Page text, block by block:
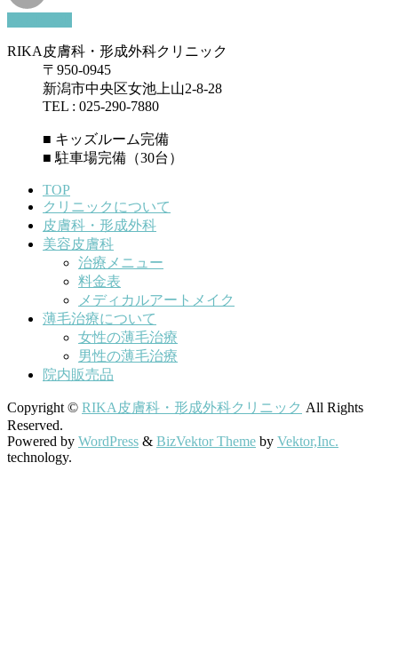
RIKA皮膚科・形成外科クリニック
〒950-0945
新潟市中央区女池上山2-8-28
TEL : 025-290-7880
■ キッズルーム完備
■ 駐車場完備（30台）
TOP
クリニックについて
皮膚科・形成外科
美容皮膚科
治療メニュー
料金表
メディカルアートメイク
薄毛治療について
女性の薄毛治療
男性の薄毛治療
院内販売品
Copyright © RIKA皮膚科・形成外科クリニック All Rights
Reserved.
Powered by WordPress & BizVektor Theme by Vektor,Inc.
technology.